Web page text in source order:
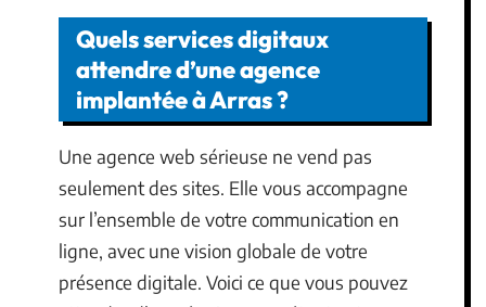
Quels services digitaux
attendre d’une agence
implantée à Arras ?
Une agence web sérieuse ne vend pas
seulement des sites. Elle vous accompagne
sur l’ensemble de votre communication en
ligne, avec une vision globale de votre
présence digitale. Voici ce que vous pouvez